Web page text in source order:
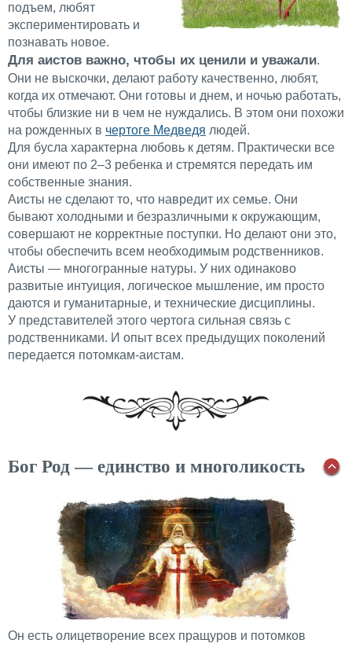
подъем, любят
экспериментировать и
познавать новое.
Для аистов важно, чтобы их ценили и уважали.
Они не выскочки, делают работу качественно, любят,
когда их отмечают. Они готовы и днем, и ночью работать,
чтобы близкие ни в чем не нуждались. В этом они похожи
на рожденных в чертоге Медведя людей.
Для бусла характерна любовь к детям. Практически все
они имеют по 2–3 ребенка и стремятся передать им
собственные знания.
Аисты не сделают то, что навредит их семье. Они
бывают холодными и безразличными к окружающим,
совершают не корректные поступки. Но делают они это,
чтобы обеспечить всем необходимым родственников.
Аисты — многогранные натуры. У них одинаково
развитые интуиция, логическое мышление, им просто
даются и гуманитарные, и технические дисциплины.
У представителей этого чертога сильная связь с
родственниками. И опыт всех предыдущих поколений
передается потомкам-аистам.
Бог Род — единство и многоликость
Он есть олицетворение всех пращуров и потомков